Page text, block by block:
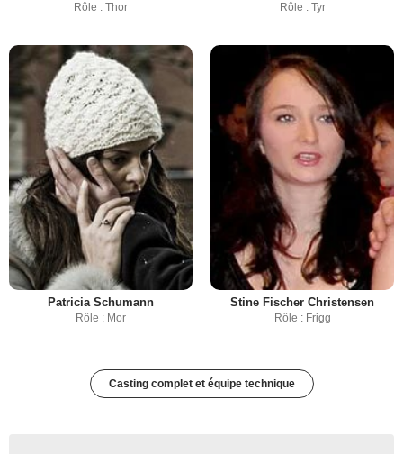
Rôle : Thor Rôle : Tyr
Patricia Schumann
Rôle : Mor
Stine Fischer Christensen
Rôle : Frigg
Casting complet et équipe technique